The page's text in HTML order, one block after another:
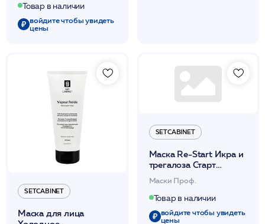
Товар в наличии
войдите чтобы увидеть
цены
SETCABINET
Маска для лица
SETCABINET
Маска Re-Start Икра и
трегалоза Старт
красоте 200мл
/SetCabinet
Маски Проф.
Товар в наличии
войдите чтобы увидеть
цены